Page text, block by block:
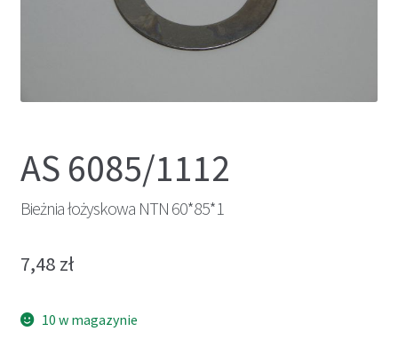
AS 6085/1112
Bieżnia łożyskowa NTN 60*85*1
7,48 zł
10 w magazynie